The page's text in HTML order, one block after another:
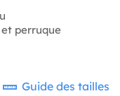
perruque
Guide des tailles